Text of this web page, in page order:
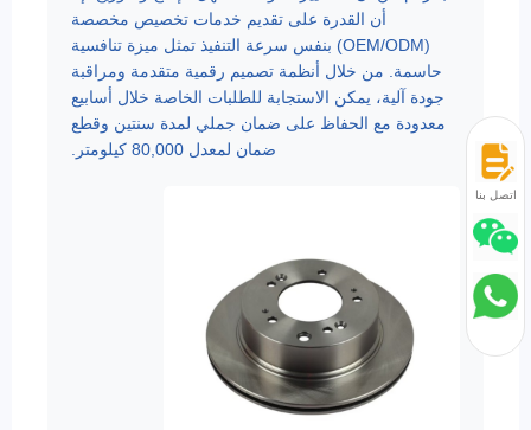
أن القدرة على تقديم خدمات تخصيص مخصصة
(OEM/ODM) بنفس سرعة التنفيذ تمثل ميزة تنافسية
حاسمة. من خلال أنظمة تصميم رقمية متقدمة ومراقبة
جودة آلية، يمكن الاستجابة للطلبات الخاصة خلال أسابيع
معدودة مع الحفاظ على ضمان جملي لمدة سنتين وقطع
ضمان لمعدل 80,000 كيلومتر.
اتصل بنا